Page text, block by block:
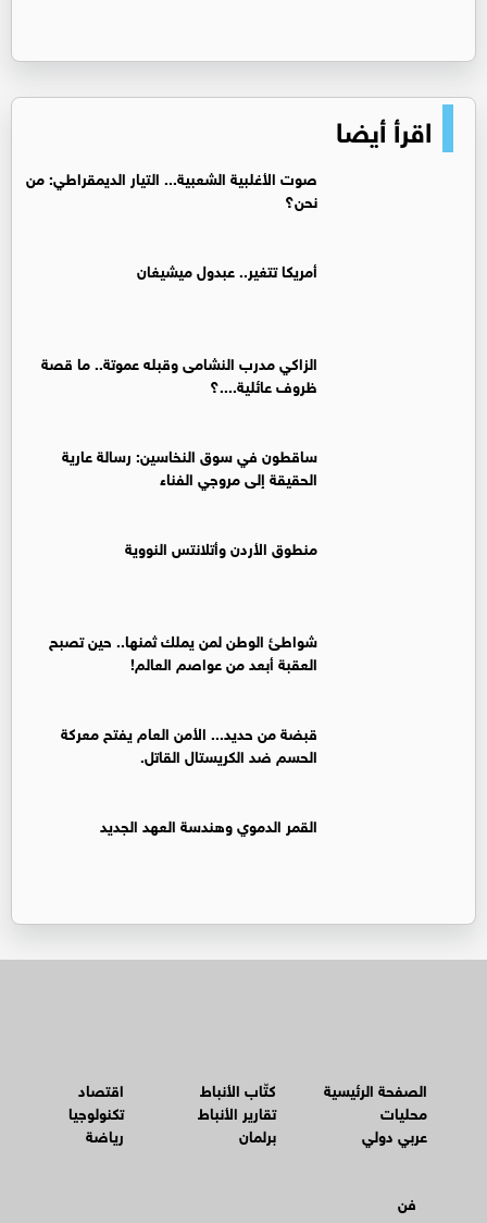
اقرأ أيضا
صوت الأغلبية الشعبية... التيار الديمقراطي: من
نحن؟
أمريكا تتغير.. عبدول ميشيغان
الزاكي مدرب النشامى وقبله عموتة.. ما قصة
ظروف عائلية....؟
ساقطون في سوق النخاسين: رسالة عارية
الحقيقة إلى مروجي الفناء
منطوق الأردن وأتلانتس النووية
شواطئ الوطن لمن يملك ثمنها.. حين تصبح
العقبة أبعد من عواصم العالم!
قبضة من حديد... الأمن العام يفتح معركة
الحسم ضد الكريستال القاتل.
القمر الدموي وهندسة العهد الجديد
الصفحة الرئيسية
محليات
عربي دولي
كتّاب الأنباط
تقارير الأنباط
برلمان
اقتصاد
تكنولوجيا
رياضة
فن